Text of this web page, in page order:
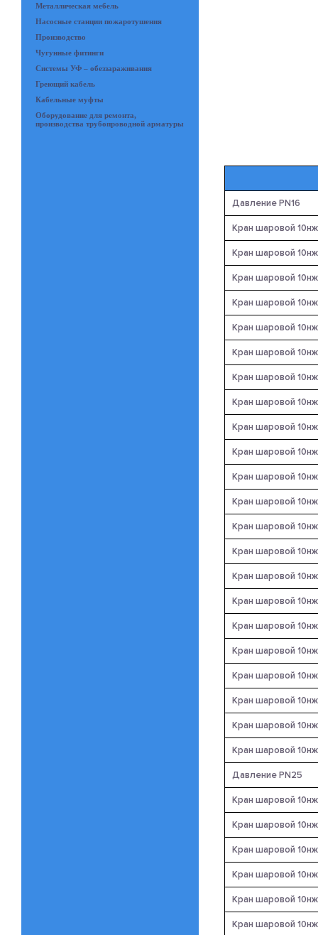
Металлическая мебель
Насосные станции пожаротушения
Производство
Чугунные фитинги
Системы УФ – обеззараживания
Греющий кабель
Кабельные муфты
Оборудование для ремонта,
производства трубопроводной арматуры
Давление PN16
Кран шаровой
Кран шаровой
Кран шаровой
Кран шаровой
Кран шаровой
Кран шаровой
Кран шаровой
Кран шаровой
Кран шаровой
Кран шаровой
Кран шаровой
Кран шаровой
Кран шаровой
Кран шаровой
Кран шаровой
Кран шаровой
Кран шаровой
Кран шаровой
Кран шаровой
Кран шаровой
Кран шаровой
Кран шаровой
Давление PN25
Кран шаровой
Кран шаровой
Кран шаровой
Кран шаровой
Кран шаровой
Кран шаровой